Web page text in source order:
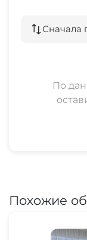
Сначала
По
Похожие